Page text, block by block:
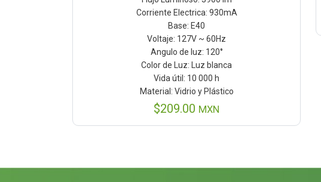
Corriente Electrica: 930mA
Base: E40
Voltaje: 127V ~ 60Hz
Angulo de luz: 120°
Color de Luz: Luz blanca
Vida útil: 10 000 h
Material: Vidrio y Plástico
$209.00 MXN